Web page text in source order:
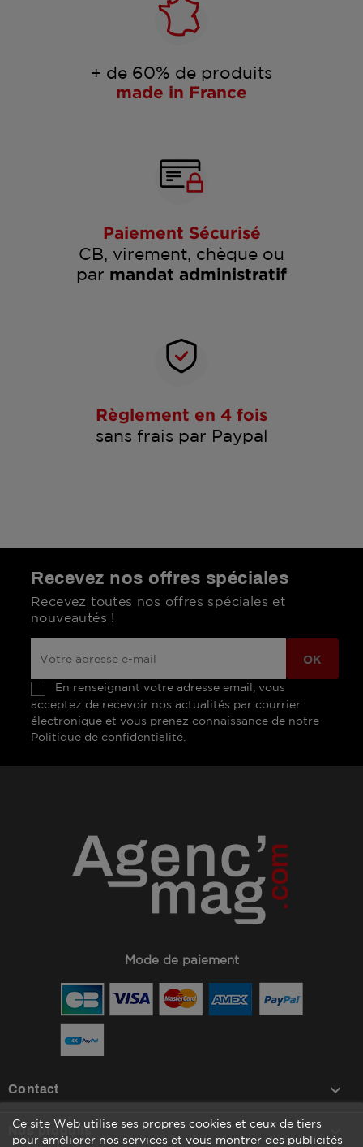
+ de 60% de produits
made in France
Paiement Sécurisé
CB, virement, chèque ou
par mandat administratif
Règlement en 4 fois
sans frais par Paypal
Recevez nos offres spéciales
Recevez toutes nos offres spéciales et
nouveautés !
En renseignant votre adresse email, vous
acceptez de recevoir nos actualités par courrier
électronique et vous prenez connaissance de notre
Politique de confidentialité.
Mode de paiement
Contact keyboard_arrow_down
Nos produits 
Ce site Web utilise ses propres cookies et ceux de tiers
pour améliorer nos services et vous montrer des publicités